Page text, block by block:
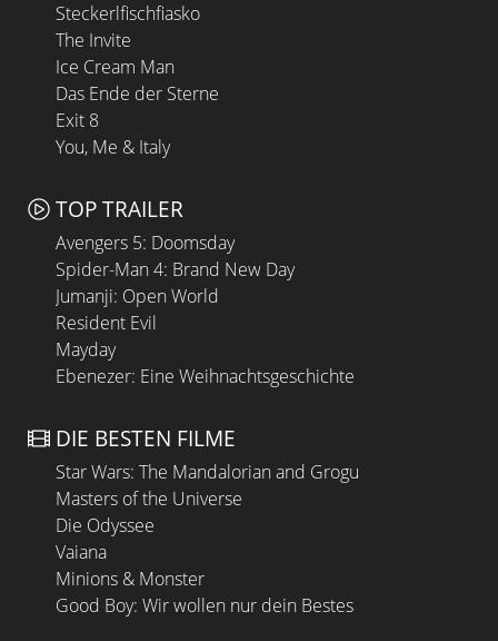
Steckerlfischfiasko
The Invite
Ice Cream Man
Das Ende der Sterne
Exit 8
You, Me & Italy
TOP TRAILER
Avengers 5: Doomsday
Spider-Man 4: Brand New Day
Jumanji: Open World
Resident Evil
Mayday
Ebenezer: Eine Weihnachtsgeschichte
DIE BESTEN FILME
Star Wars: The Mandalorian and Grogu
Masters of the Universe
Die Odyssee
Vaiana
Minions & Monster
Good Boy: Wir wollen nur dein Bestes